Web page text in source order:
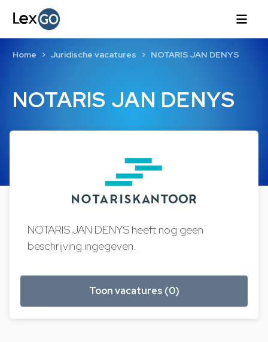
NOTARIS JAN DENYS
Home Juridische vacatures NOTARIS JAN DENYS
NOTARIS JAN DENYS heeft nog geen
beschrijving ingegeven.
Toon vacatures (0)